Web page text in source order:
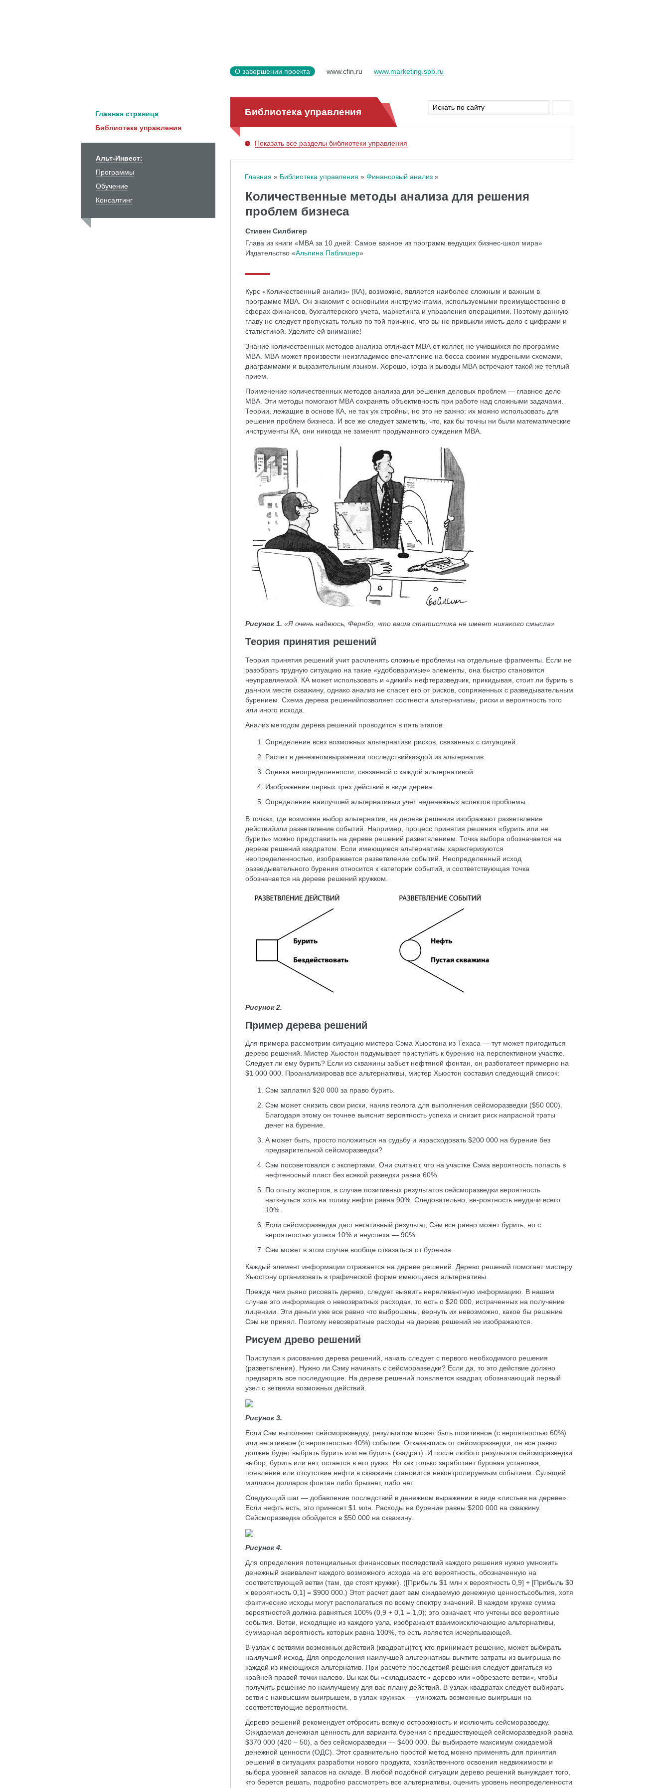
О завершении проекта www.cfin.ru www.marketing.spb.ru
Главная страница
Библиотека управления
Альт-Инвест:
Программы
Обучение
Консалтинг
Библиотека управления
Показать все разделы библиотеки управления
Главная Библиотека управления Финансовый анализ
Количественные методы анализа для решения
проблем бизнеса
Стивен Силбигер
Глава из книги «МВА за 10 дней: Самое важное из программ ведущих бизнес-школ мира»
Издательство «Альпина Паблишер»
Курс «Количественный анализ» (КА), возможно, является наиболее сложным и важным в
программе МВА. Он знакомит с основными инструментами, используемыми преимущественно в
сферах финансов, бухгалтерского учета, маркетинга и управления операциями. Поэтому данную
главу не следует пропускать только по той причине, что вы не привыкли иметь дело с цифрами и
статистикой. Уделите ей внимание!
Знание количественных методов анализа отличает МВА от коллег, не учившихся по программе
МВА. МВА может произвести неизгладимое впечатление на босса своими мудреными схемами,
диаграммами и выразительным языком. Хорошо, когда и выводы МВА встречают такой же теплый
прием.
Применение количественных методов анализа для решения деловых проблем — главное дело
МВА. Эти методы помогают МВА сохранять объективность при работе над сложными задачами.
Теории, лежащие в основе КА, не так уж стройны, но это не важно: их можно использовать для
решения проблем бизнеса. И все же следует заметить, что, как бы точны ни были математические
инструменты КА, они никогда не заменят продуманного суждения МВА.
Рисунок 1. «Я очень надеюсь, Фернбо, что ваша статистика не имеет никакого смысла»
Теория принятия решений
Теория принятия решений учит расчленять сложные проблемы на отдельные фрагменты. Если не
разобрать трудную ситуацию на такие «удобоваримые» элементы, она быстро становится
неуправляемой. КА может использовать и «дикий» нефтеразведчик, прикидывая, стоит ли бурить в
данном месте скважину, однако анализ не спасет его от рисков, сопряженных с разведывательным
бурением. Схема дерева решенийпозволяет соотнести альтернативы, риски и вероятность того
или иного исхода.
Анализ методом дерева решений проводится в пять этапов:
Определение всех возможных альтернативи рисков, связанных с ситуацией.
Расчет в денежномвыражении последствийкаждой из альтернатив.
Оценка неопределенности, связанной с каждой альтернативой.
Изображение первых трех действий в виде дерева.
Определение наилучшей альтернативыи учет неденежных аспектов проблемы.
В точках, где возможен выбор альтернатив, на дереве решения изображают разветвление
действийили разветвление событий. Например, процесс принятия решения «бурить или не
бурить» можно представить на дереве решений разветвлением. Точка выбора обозначается на
дереве решений квадратом. Если имеющиеся альтернативы характеризуются
неопределенностью, изображается разветвление событий. Неопределенный исход
разведывательного бурения относится к категории событий, и соответствующая точка
обозначается на дереве решений кружком.
Рисунок 2.
Пример дерева решений
Для примера рассмотрим ситуацию мистера Сэма Хьюстона из Техаса — тут может пригодиться
дерево решений. Мистер Хьюстон подумывает приступить к бурению на перспективном участке.
Следует ли ему бурить? Если из скважины забьет нефтяной фонтан, он разбогатеет примерно на
$1 000 000. Проанализировав все альтернативы, мистер Хьюстон составил следующий список:
Сэм заплатил $20 000 за право бурить.
Сэм может снизить свои риски, наняв геолога для выполнения сейсморазведки ($50 000).
Благодаря этому он точнее выяснит вероятность успеха и снизит риск напрасной траты
денег на бурение.
А может быть, просто положиться на судьбу и израсходовать $200 000 на бурение без
предварительной сейсморазведки?
Сэм посоветовался с экспертами. Они считают, что на участке Сэма вероятность попасть в
нефтеносный пласт без всякой разведки равна 60%.
По опыту экспертов, в случае позитивных результатов сейсморазведки вероятность
наткнуться хоть на толику нефти равна 90%. Следовательно, ве-роятность неудачи всего
10%.
Если сейсморазведка даст негативный результат, Сэм все равно может бурить, но с
вероятностью успеха 10% и неуспеха — 90%.
Сэм может в этом случае вообще отказаться от бурения.
Каждый элемент информации отражается на дереве решений. Дерево решений помогает мистеру
Хьюстону организовать в графической форме имеющиеся альтернативы.
Прежде чем рьяно рисовать дерево, следует выявить нерелевантную информацию. В нашем
случае это информация о невозвратных расходах, то есть о $20 000, истраченных на получение
лицензии. Эти деньги уже все равно что выброшены, вернуть их невозможно, какое бы решение
Сэм ни принял. Поэтому невозвратные расходы на дереве решений не изображаются.
Рисуем древо решений
Приступая к рисованию дерева решений, начать следует с первого необходимого решения
(разветвления). Нужно ли Сэму начинать с сейсморазведки? Если да, то это действие должно
предварять все последующие. На дереве решений появляется квадрат, обозначающий первый
узел с ветвями возможных действий.
Рисунок 3.
Если Сэм выполняет сейсморазведку, результатом может быть позитивное (с вероятностью 60%)
или негативное (с вероятностью 40%) событие. Отказавшись от сейсморазведки, он все равно
должен будет выбрать бурить или не бурить (квадрат). И после любого результата сейсморазведки
выбор, бурить или нет, остается в его руках. Но как только заработает буровая установка,
появление или отсутствие нефти в скважине становится неконтролируемым событием. Сулящий
миллион долларов фонтан либо брызнет, либо нет.
Следующий шаг — добавление последствий в денежном выражении в виде «листьев на дереве».
Если нефть есть, это принесет $1 млн. Расходы на бурение равны $200 000 на скважину.
Сейсморазведка обойдется в $50 000 на скважину.
Рисунок 4.
Для определения потенциальных финансовых последствий каждого решения нужно умножить
денежный эквивалент каждого возможного исхода на его вероятность, обозначенную на
соответствующей ветви (там, где стоят кружки). ([Прибыль $1 млн x вероятность 0,9] + [Прибыль $0
x вероятность 0,1] = $900 000.) Этот расчет дает вам ожидаемую денежную ценностьсобытия, хотя
фактические исходы могут располагаться по всему спектру значений. В каждом кружке сумма
вероятностей должна равняться 100% (0,9 + 0,1 = 1,0); это означает, что учтены все вероятные
события. Ветви, исходящие из каждого узла, изображают взаимоисключающие альтернативы,
суммарная вероятность которых равна 100%, то есть является исчерпывающей.
В узлах с ветвями возможных действий (квадраты)тот, кто принимает решение, может выбирать
наилучший исход. Для определения наилучшей альтернативы вычтите затраты из выигрыша по
каждой из имеющихся альтернатив. При расчете последствий решения следует двигаться из
крайней правой точки налево. Вы как бы «складываете» дерево или «обрезаете ветви», чтобы
получить решение по наилучшему для вас плану действий. В узлах-квадратах следует выбирать
ветви с наивысшим выигрышем, в узлах-кружках — умножать возможные выигрыши на
соответствующие вероятности.
Дерево решений рекомендует отбросить всякую осторожность и исключить сейсморазведку.
Ожидаемая денежная ценность для варианта бурения с предшествующей сейсморазведкой равна
$370 000 (420 – 50), а без сейсморазведки — $400 000. Вы выбираете максимум ожидаемой
денежной ценности (ОДС). Этот сравнительно простой метод можно применять для принятия
решений в ситуациях разработки нового продукта, хозяйственного освоения недвижимости и
выбора уровней запасов на складе. В любой подобной ситуации дерево решений вынуждает того,
кто берется решать, подробно рассмотреть все альтернативы, оценить уровень неопределенности